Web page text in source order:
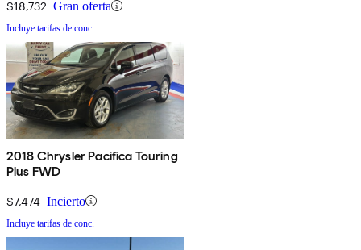
$18,732 Gran oferta
Incluye tarifas de conc.
2018 Chrysler Pacifica Touring
Plus FWD
$7,474 Incierto
Incluye tarifas de conc.